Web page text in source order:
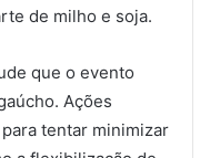
de milho e soja.
que o evento
Ações
tentar minimizar